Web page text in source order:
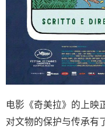
电影《奇美拉》的上映
对文物的保护与传承有